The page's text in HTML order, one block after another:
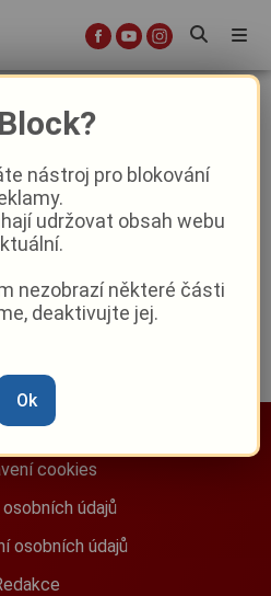
nepodíváte: Plzeň láká
do Stocku nebo kovárny ve
Reklama
cookies
údajů
osobních údajů
nástroj pro blokování
udržovat obsah webu
nezobrazí některé části
deaktivujte jej.
Ok